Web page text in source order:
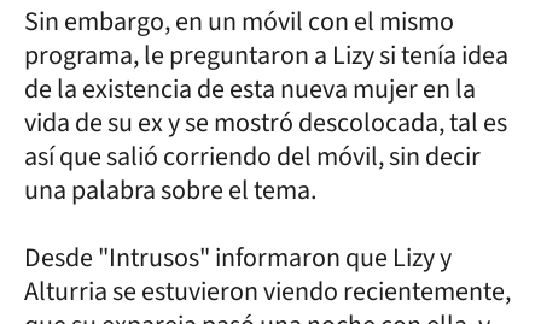
Sin embargo, en un móvil con el mismo
programa, le preguntaron a Lizy si tenía idea
de la existencia de esta nueva mujer en la
vida de su ex y se mostró descolocada, tal es
así que salió corriendo del móvil, sin decir
una palabra sobre el tema.
Desde "Intrusos" informaron que Lizy y
Alturria se estuvieron viendo recientemente,